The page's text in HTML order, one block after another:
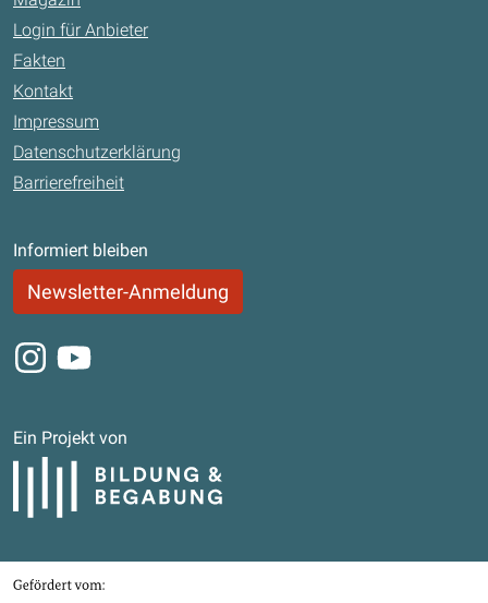
Login für Anbieter
Fakten
Kontakt
Impressum
Datenschutzerklärung
Barrierefreiheit
Informiert bleiben
Newsletter-Anmeldung
Instagram
Youtube
Ein Projekt von
Bildung und Begabung
Gefördert von
Bundesministerium für Bildung, Familie, Senioren, Frauen und Jugend